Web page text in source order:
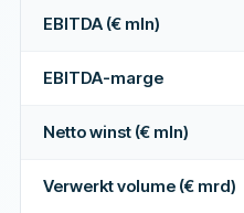
EBITDA (€ mln)
EBITDA-marge
Netto winst (€ mln)
Verwerkt volume (€ mrd)